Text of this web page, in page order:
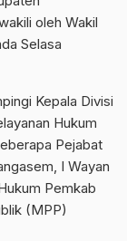
oleh Wakil
Selasa
Kepala Divisi
Hukum
Pejabat
I Wayan
Pemkab
(MPP)